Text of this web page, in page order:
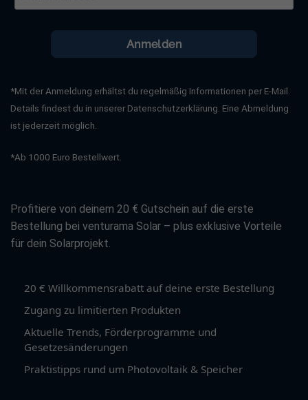
Max. Ausgangsleistung: 455W
Leistungstoleranz: 0-5W
Max. Systemspannung: 1500V
Max. zulässiger Rückstrom: 25A
Höhe: 1762 mm
Breite: 1134 mm
Gewicht: 22 kg
Kabellänge: 1100 mm
Jolywood JW-HD96N R2:
Anmelden
*Mit der Anmeldung erhältst du regelmäßig Informationen per E-Mail.
Details findest du in unserer Datenschutzerklärung. Eine Abmeldung
ist jederzeit möglich.
*Ab 1000 Euro Bestellwert.
Profitiere von deinem 20 € Gutschein auf die erste
Bestellung bei venturama Solar – plus exklusive Vorteile
für dein Solarprojekt.
20 € Willkommensrabatt auf deine erste Bestellung
Zugang zu limitierten Produkten
Aktuelle Trends, Förderprogramme und
Gesetzesänderungen
Praktistipps rund um Photovoltaik & Speicher